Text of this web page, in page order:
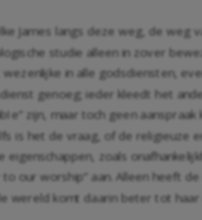
James langs deze weg, de weg
studie alleen in zover
wezenlijke in alle godsdiensten,
genoeg; ieder kleedt het
zijn, maar toch geen
is het de vraag, of de religieuze
eigenschappen, zoals
our worship” aan. Alleen heeft
wereld komt daarin beter tot haar